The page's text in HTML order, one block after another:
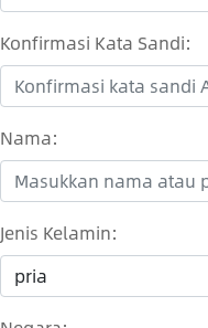
Konfirmasi Kata Sandi:
Nama:
Jenis Kelamin: